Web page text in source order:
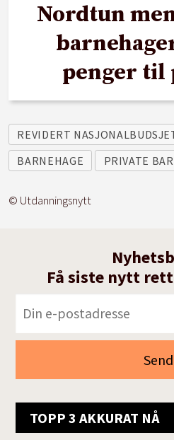
Nordtun
penger til
REVIDERT
BARNEHAGE
PRIVATE
© Utdanningsnytt
Få siste nytt
TOPP 3 AKKURAT NÅ